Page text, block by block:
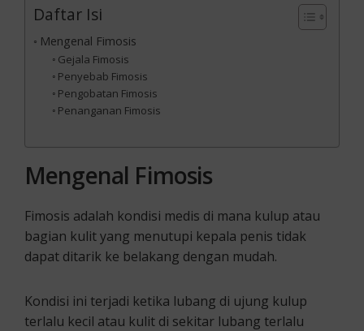
Daftar Isi
Mengenal Fimosis
Gejala Fimosis
Penyebab Fimosis
Pengobatan Fimosis
Penanganan Fimosis
Mengenal Fimosis
Fimosis adalah kondisi medis di mana kulup atau
bagian kulit yang menutupi kepala penis tidak
dapat ditarik ke belakang dengan mudah.
Kondisi ini terjadi ketika lubang di ujung kulup
terlalu kecil atau kulit di sekitar lubang terlalu